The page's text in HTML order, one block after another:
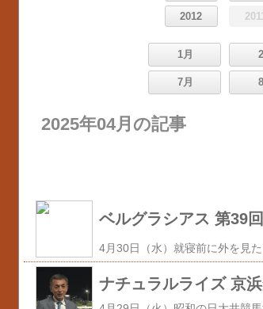
2012
1月
7月
2025年04月の記事
ベルグラシアス 第39
ナチュラルライズ 京